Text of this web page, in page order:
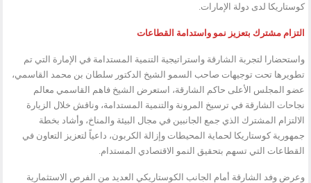
كوستاريكا لدى دولة الإمارات.
التزام مشترك بتعزيز نمو واستدامة القطاعات
واستحضارا لتجربة الشارقة واستراتيجية التنمية المستدامة في الإمارة التي تم
تطويرها تحت توجيهات صاحب السمو الشيخ الدكتور سلطان بن محمد القاسمي،
عضو المجلس الأعلى حاكم الشارقة، استعرض الشيخ فاهم القاسمي معالم
نجاحات الشارقة في ترسيخ المرونة والتنمية المستدامة، وناقش خلال الزيارة
الالتزام المشترك الذي جمع الجانبين في مجال البيئة والمناخ، وأشاد بخطة
جمهورية كوستاريكا لحماية المحيطات وإزالة الكربون، داعياً لتعزيز التعاون في
القطاعات التي تسهم بتحقيق النمو الاقتصادي المستدام.
وعرض وفد الشارقة أمام الجانب الكوستاريكي العديد من الفرص الاستثمارية